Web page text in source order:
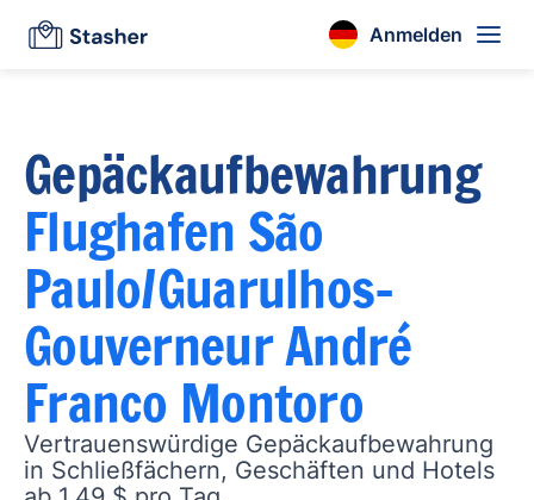
Anmelden
Gepäckaufbewahrung
Flughafen São
Paulo/Guarulhos–
Gouverneur André
Franco Montoro
Vertrauenswürdige Gepäckaufbewahrung
in Schließfächern, Geschäften und Hotels